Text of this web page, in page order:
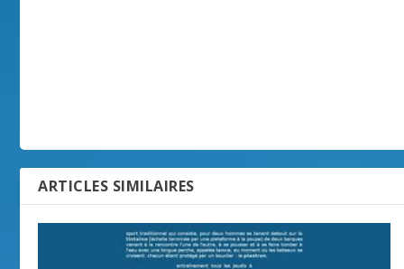
ARTICLES SIMILAIRES